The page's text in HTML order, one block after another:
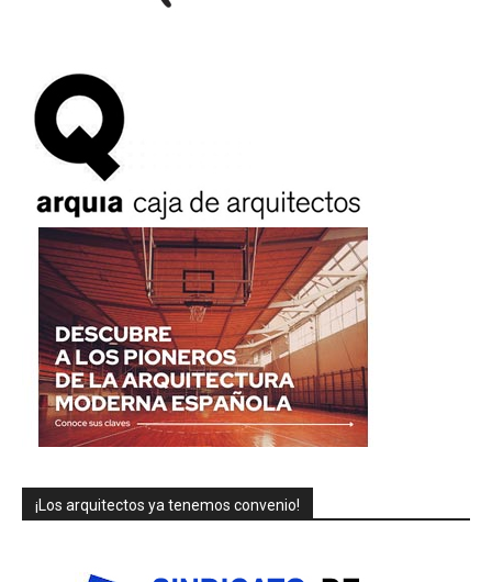
¡Los arquitectos ya tenemos convenio!